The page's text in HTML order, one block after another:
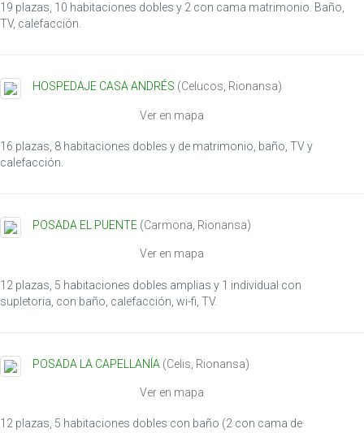
19 plazas, 10 habitaciones dobles y 2 con cama matrimonio. Baño,
TV, calefacción.
HOSPEDAJE CASA ANDRÉS (Celucos, Rionansa)
Ver en mapa
16 plazas, 8 habitaciones dobles y de matrimonio, baño, TV y
calefacción.
POSADA EL PUENTE (Carmona Rionansa)
Ver en mapa
12 plazas, 5 habitaciones dobles amplias y 1 individual con
supletoria, con baño, calefacción, wi-fi, TV.
POSADA LA CAPELLANÍA (Celis Rionansa)
Ver en mapa
12 plazas, 5 habitaciones dobles con baño (2 con cama de